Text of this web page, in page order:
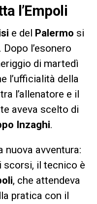
l’Empoli
e del Palermo si
l’esonero
di martedì
l’ufficialità della
tra l’allenatore e il
aveva scelto di
Inzaghi.
nuova avventura:
scorsi, il tecnico è
, che attendeva
pratica con il